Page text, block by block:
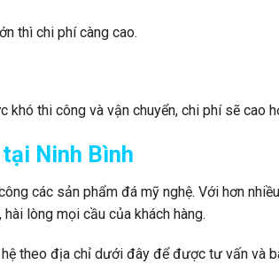
thì chi phí càng cao.
thi công và vận chuyển, chi phí sẽ cao
Ninh Bình
các sản phẩm đá mỹ nghệ. Với hơn
lòng mọi cầu của khách hàng.
theo địa chỉ dưới đây để được tư vấn và